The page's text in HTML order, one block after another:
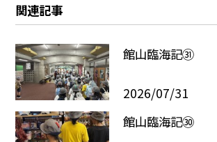
関連記事
館山臨海記㉛
2026/07/31
館山臨海記㉚